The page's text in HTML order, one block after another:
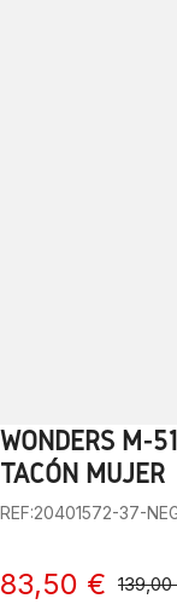
1 2 3
WONDERS M-
TACÓN MUJER
REF:20401572-37-
83,50 €